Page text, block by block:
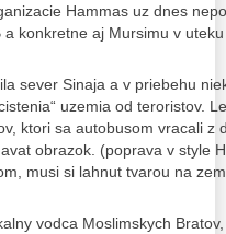
Hammas uz dnes
konkretne aj Mursimu v
sever Sinaja a v priebehu
uzemia od teroristov.
ktori sa autobusom vracali z
obrazok. (poprava v style
musi si lahnut tvarou na
vodca Moslimskych